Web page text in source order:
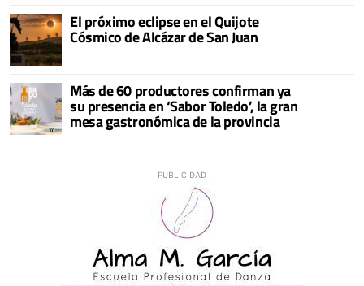
El próximo eclipse en el Quijote
Cósmico de Alcázar de San Juan
Más de 60 productores confirman ya
su presencia en ‘Sabor Toledo’, la gran
mesa gastronómica de la provincia